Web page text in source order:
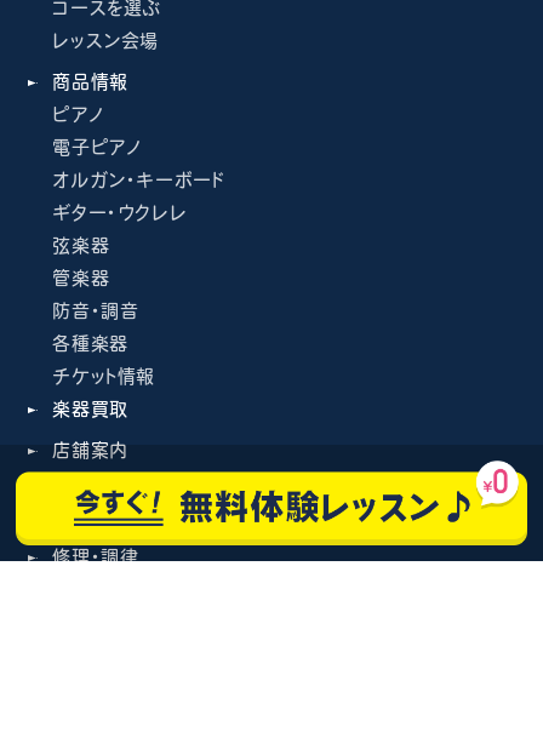
コースを選ぶ
レッスン会場
商品情報
ピアノ
電子ピアノ
オルガン・キーボード
ギター・ウクレレ
弦楽器
管楽器
防音・調音
各種楽器
チケット情報
楽器買取
店舗案内
豊橋店
修理・調律